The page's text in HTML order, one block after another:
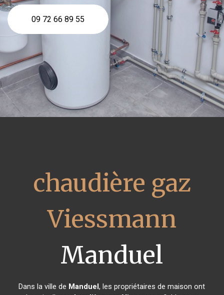
09 72 66 89 55
chaudière gaz
Viessmann
Manduel
Dans la ville de Manduel, les propriétaires de maison ont